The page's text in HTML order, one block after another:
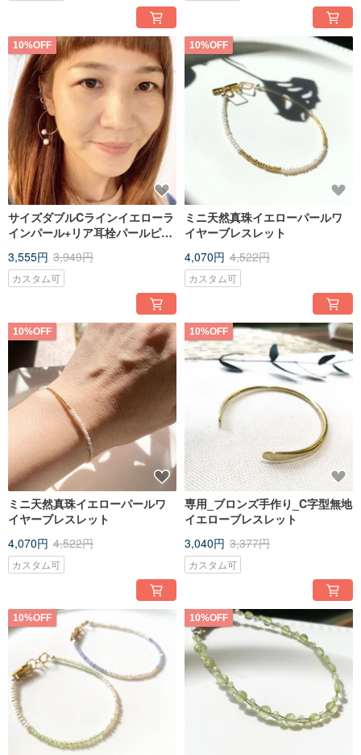
10%OFF
サイズダブルCラインイエローラ
インパール+リア耳栓パールピア
更可能
3,555円 3,949円
カスタム可
10%OFF
ミニ天然真珠イエローパールワ
イヤーブレスレット
4,070円 4,522円
カスタム可
10%OFF
ミニ天然真珠イエローパールワ
イヤーブレスレット
4,070円 4,522円
カスタム可
10%OFF
専用_ブロンズ手作り_C字型無地
イエローブレスレット
3,040円 3,377円
カスタム可
10%OFF 10%OFF